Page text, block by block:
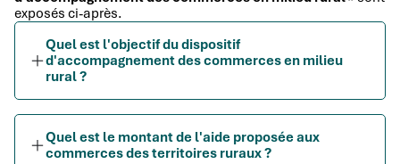
exposés ci-après.
Quel est l'objectif du dispositif
d'accompagnement des commerces en milieu
rural ?
Quel est le montant de l'aide proposée aux
commerces des territoires ruraux ?